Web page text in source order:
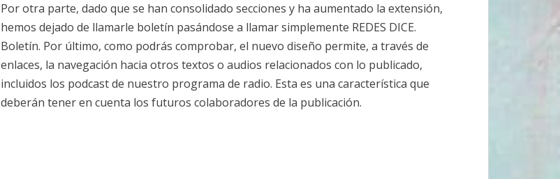
Por otra parte, dado que se han consolidado secciones y ha aumentado la extensión,
hemos dejado de llamarle boletín pasándose a llamar simplemente REDES DICE.
Boletín. Por último, como podrás comprobar, el nuevo diseño permite, a través de
enlaces, la navegación hacia otros textos o audios relacionados con lo publicado,
incluidos los podcast de nuestro programa de radio. Esta es una característica que
deberán tener en cuenta los futuros colaboradores de la publicación.